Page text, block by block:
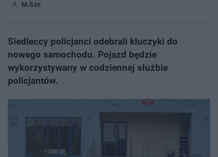
M.Sze
Siedleccy policjanci odebrali kluczyki do
nowego samochodu. Pojazd będzie
wykorzystywany w codziennej służbie
policjantów.